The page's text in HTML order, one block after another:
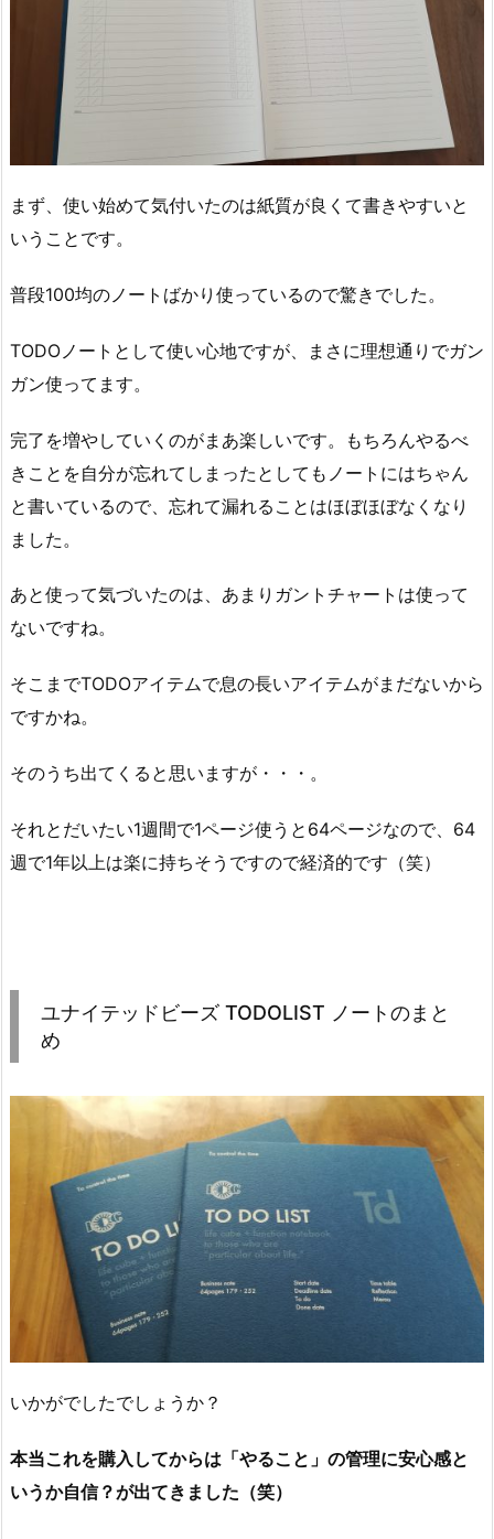
まず、使い始めて気付いたのは紙質が良くて書きやすいと
いうことです。
普段100均のノートばかり使っているので驚きでした。
TODOノートとして使い心地ですが、まさに理想通りでガン
ガン使ってます。
完了を増やしていくのがまあ楽しいです。もちろんやるべ
きことを自分が忘れてしまったとしてもノートにはちゃん
と書いているので、忘れて漏れることはほぼほぼなくなり
ました。
あと使って気づいたのは、あまりガントチャートは使って
ないですね。
そこまでTODOアイテムで息の長いアイテムがまだないから
ですかね。
そのうち出てくると思いますが・・・。
それとだいたい1週間で1ページ使うと64ページなので、64
週で1年以上は楽に持ちそうですので経済的です（笑）
ユナイテッドビーズ TODOLIST ノートのまと
め
いかがでしたでしょうか？
本当これを購入してからは「やること」の管理に安心感と
いうか自信？が出てきました（笑）